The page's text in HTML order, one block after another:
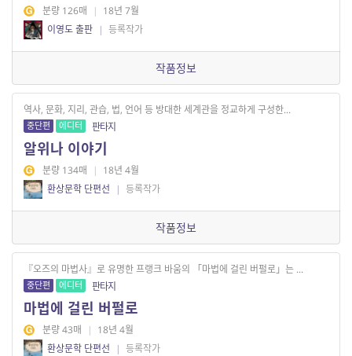
분량 126매 | 18년 7월
이영도 출판 | 등록작가
작품정보
역사, 문화, 지리, 관습, 법, 언어 등 방대한 세계관을 정교하게 구성한...
중단편 에디터 판타지
알위나 이야기
분량 134매 | 18년 4월
환상문학 단편선
| 등록작가
작품정보
『오즈의 마법사』로 유명한 프랭크 바움의 「마법에 걸린 버펄로」는 ...
중단편 에디터 판타지
마법에 걸린 버펄로
분량 43매 | 18년 4월
환상문학 단편선
| 등록작가